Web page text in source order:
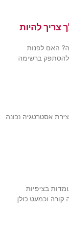
להיות
האם לפנות
להסתפק ברשימה
אסטרטגיה נכונה
בציפיות
וכמעט כולן